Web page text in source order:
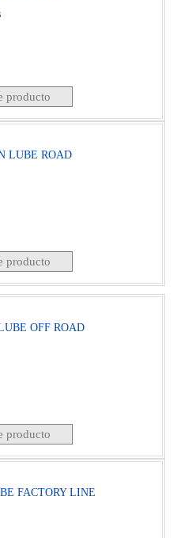
producto
LUBE ROAD
producto
OFF ROAD
producto
FACTORY LINE